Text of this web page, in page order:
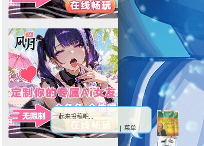
一起来投稿吧...
| 菜单 |